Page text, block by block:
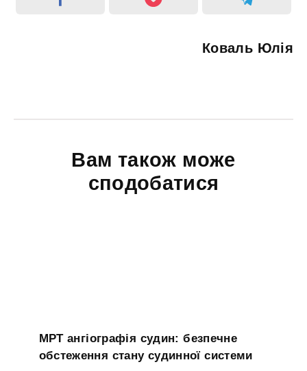
Коваль Юлія
Вам також може
сподобатися
МРТ ангіографія судин: безпечне
обстеження стану судинної системи